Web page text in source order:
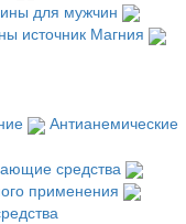
для мужчин
источник Магния
Антианемические
средства
применения